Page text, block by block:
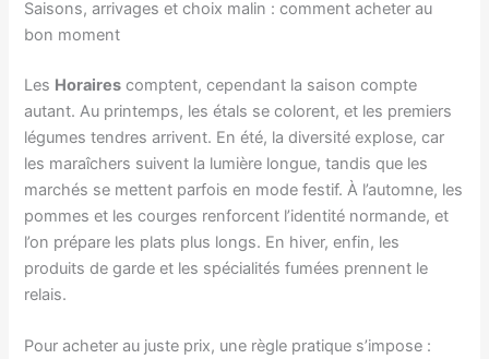
Saisons, arrivages et choix malin : comment acheter au
bon moment
Les Horaires comptent, cependant la saison compte
autant. Au printemps, les étals se colorent, et les premiers
légumes tendres arrivent. En été, la diversité explose, car
les maraîchers suivent la lumière longue, tandis que les
marchés se mettent parfois en mode festif. À l’automne, les
pommes et les courges renforcent l’identité normande, et
l’on prépare les plats plus longs. En hiver, enfin, les
produits de garde et les spécialités fumées prennent le
relais.
Pour acheter au juste prix, une règle pratique s’impose :